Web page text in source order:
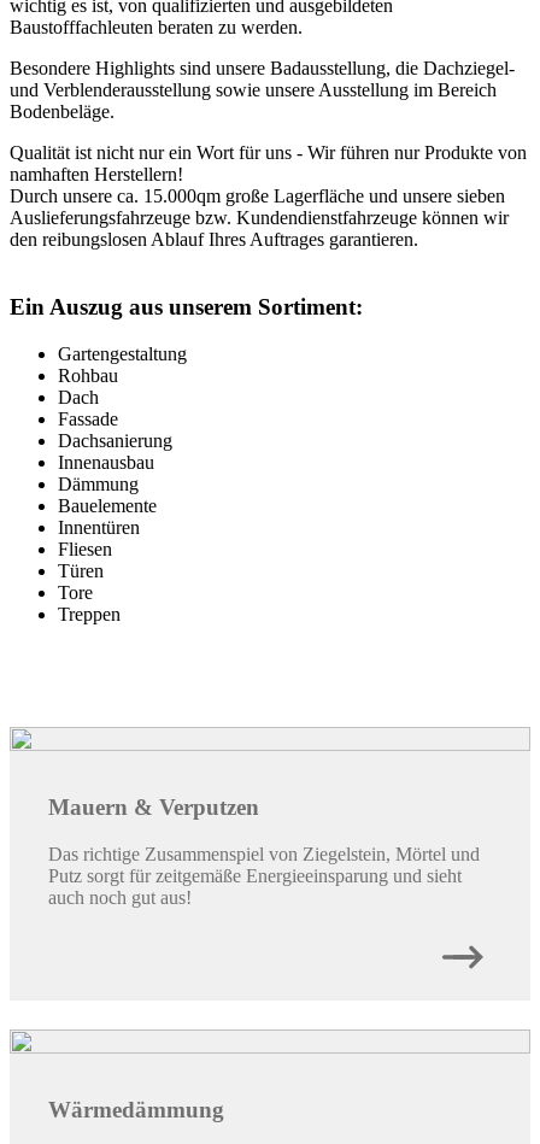
wichtig es ist, von qualifizierten und ausgebildeten
Baustofffachleuten beraten zu werden.
Besondere Highlights sind unsere Badausstellung, die Dachziegel-
und Verblenderausstellung sowie unsere Ausstellung im Bereich
Bodenbeläge.
Qualität ist nicht nur ein Wort für uns - Wir führen nur Produkte von
namhaften Herstellern!
Durch unsere ca. 15.000qm große Lagerfläche und unsere sieben
Auslieferungsfahrzeuge bzw. Kundendienstfahrzeuge können wir
den reibungslosen Ablauf Ihres Auftrages garantieren.
Ein Auszug aus unserem Sortiment:
Gartengestaltung
Rohbau
Dach
Fassade
Dachsanierung
Innenausbau
Dämmung
Bauelemente
Innentüren
Fliesen
Türen
Tore
Treppen
Mauern & Verputzen
Das richtige Zusammenspiel von Ziegelstein, Mörtel und
Putz sorgt für zeitgemäße Energieeinsparung und sieht
auch noch gut aus!
Wärmedämmung